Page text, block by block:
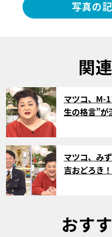
写真の
関
サムネイル
マツコ、M-
生の格言”
サムネイル
マツコ、み
吉おどろき
おす